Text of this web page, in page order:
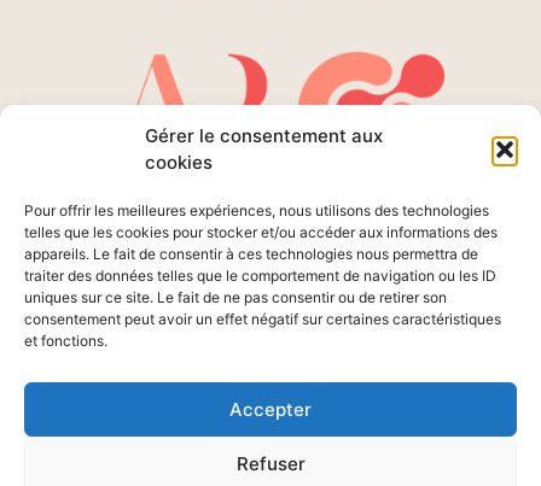
Gérer le consentement aux
cookies
Pour offrir les meilleures expériences, nous utilisons des technologies
telles que les cookies pour stocker et/ou accéder aux informations des
appareils. Le fait de consentir à ces technologies nous permettra de
traiter des données telles que le comportement de navigation ou les ID
uniques sur ce site. Le fait de ne pas consentir ou de retirer son
consentement peut avoir un effet négatif sur certaines caractéristiques
et fonctions.
Accepter
Refuser
© Audrey Rossi 2026
Design : Studio L’Emplumé